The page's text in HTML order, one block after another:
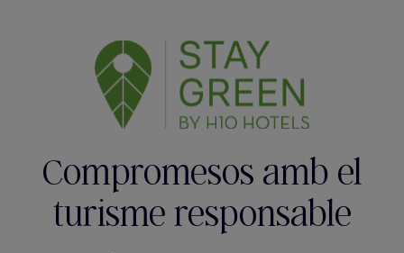
Compromesos amb el
turisme responsable